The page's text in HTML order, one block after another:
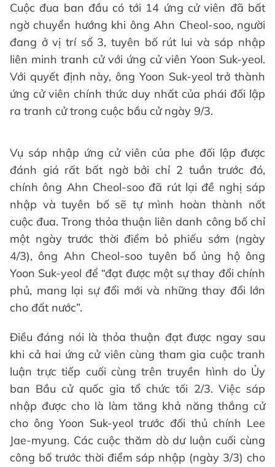
Cuộc đua ban đầu có tới 14 ứng cử viên đã bất
ngờ chuyển hướng khi ông Ahn Cheol-soo, người
đang ở vị trí số 3, tuyên bố rút lui và sáp nhập
liên minh tranh cử với ứng cử viên Yoon Suk-yeol.
Với quyết định này, ông Yoon Suk-yeol trở thành
ứng cử viên chính thức duy nhất của phái đối lập
ra tranh cử trong cuộc bầu cử ngày 9/3.
Vụ sáp nhập ứng cử viên của phe đối lập được
đánh giá rất bất ngờ bởi chỉ 2 tuần trước đó,
chính ông Ahn Cheol-soo đã rút lại đề nghị sáp
nhập và tuyên bố sẽ tự mình hoàn thành nốt
cuộc đua. Trong thỏa thuận liên danh công bố chỉ
một ngày trước thời điểm bỏ phiếu sớm (ngày
4/3), ông Ahn Cheol-soo tuyên bố ủng hộ ông
Yoon Suk-yeol để “đạt được một sự thay đổi chính
phủ, mang lại sự đổi mới và những thay đổi lớn
cho đất nước”.
Điều đáng nói là thỏa thuận đạt được ngay sau
khi cả hai ứng cử viên cùng tham gia cuộc tranh
luận trực tiếp cuối cùng trên truyền hình do Ủy
ban Bầu cử quốc gia tổ chức tối 2/3. Việc sáp
nhập được cho là làm tăng khả năng thắng cử
cho ông Yoon Suk-yeol trước đối thủ chính Lee
Jae-myung. Các cuộc thăm dò dư luận cuối cùng
công bố trước thời điểm sáp nhập (ngày 3/3) cho